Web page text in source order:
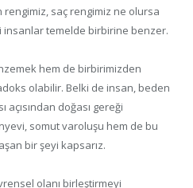
rengimiz, saç rengimiz ne olursa
insanlar temelde birbirine benzer.
hem de birbirimizden
olabilir. Belki de insan, beden
doğası gereği
somut varoluşu hem de bu
bir şeyi kapsarız.
olanı birleştirmeyi